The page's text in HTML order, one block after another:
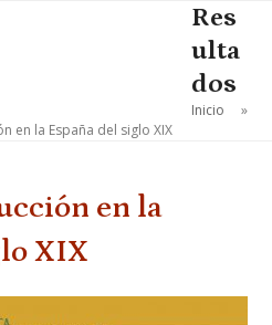
Res
ulta
dos
Inicio »
en la España del siglo XIX
en la
XIX